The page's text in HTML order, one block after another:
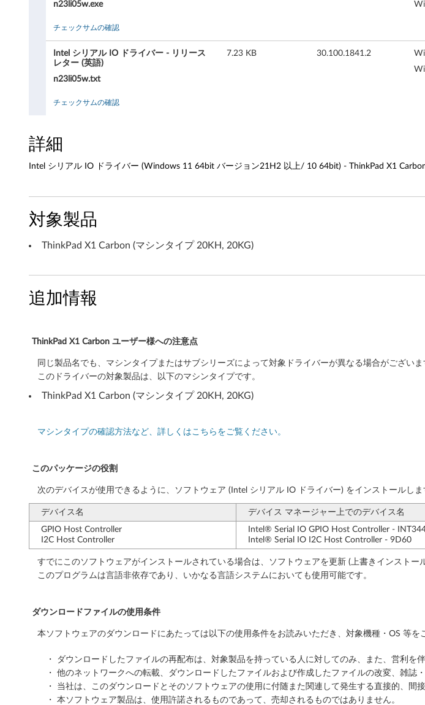
(
W
i
n
d
o
w
1
1
6
b
バ
ー
ジ
ョ
ン
2
n23li05w.exe
チェックサムの確認
Intel シリアル IO ドライバー - リリース
レター (英語)
n23li05w.txt
7.23 KB 30.100.1841.2
チェックサムの確認
詳細
Intel シリアル IO ドライバー (Windows 11 64bit バージョン21H2 以上/ 10 64bit) - ThinkPad X1
対象製品
ThinkPad X1 Carbon (マシンタイプ 20KH, 20KG)
追加情報
ThinkPad X1 Carbon ユーザー様への注意点
同じ製品名でも、マシンタイプまたはサブシリーズによって対象ドライバーが異なる場合がございま
このドライバーの対象製品は、以下のマシンタイプです。
ThinkPad X1 Carbon (マシンタイプ 20KH, 20KG)
マシンタイプの確認方法など、詳しくはこちらをご覧ください。
このパッケージの役割
次のデバイスが使用できるように、ソフトウェア (Intel シリアル IO ドライバー) をインストールしま
デバイス名
デバイス マネージャー上でのデバイス名
GPIO Host Controller
I2C Host Controller
Intel® Serial IO GPIO Host Controller -
Intel® Serial IO I2C Host Controller - 9D60
すでにこのソフトウェアがインストールされている場合は、ソフトウェアを更新 (上書きインストー
このプログラムは言語非依存であり、いかなる言語システムにおいても使用可能です。
ダウンロードファイルの使用条件
本ソフトウェアのダウンロードにあたっては以下の使用条件をお読みいただき、対象機種・OS 等を
・ ダウンロードしたファイルの再配布は、対象製品を持っている人に対してのみ、また、営利を
・ 他のネットワークへの転載、ダウンロードしたファイルおよび作成したファイルの改変、雑誌
・ 当社は、このダウンロードとそのソフトウェアの使用に付随また関連して発生する直接的、間
・ 本ソフトウェア製品は、使用許諾されるものであって、売却されるものではありません。